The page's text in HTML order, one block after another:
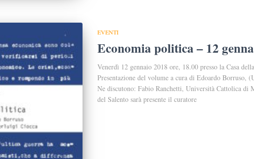
EVENTI
Economia politica – 12
Venerdì 12 gennaio 2018 ore, 18.00 presso la Casa
Presentazione del volume a cura di Edoardo Borruso,
Ne discutono: Fabio Ranchetti, Università Cattolica di
del Salento sarà presente il curatore